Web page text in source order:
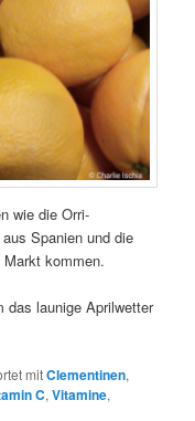
wie die Orri-
Spanien und die
kommen.
das launige Aprilwetter
mitClementinen,
C,Vitamine,